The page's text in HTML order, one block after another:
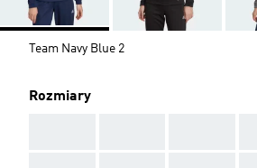
Team Navy Blue 2
Rozmiary